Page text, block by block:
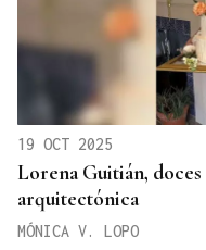
19 OCT 2025
Lorena Guitián,
arquitectónica
MÓNICA V. LOPO